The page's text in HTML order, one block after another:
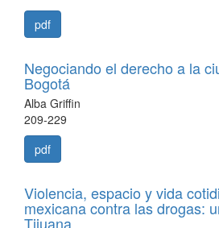
pdf
Negociando el derecho a la
Bogotá
Alba Griffin
209-229
pdf
Violencia, espacio y vida
mexicana contra las drogas:
Tijuana